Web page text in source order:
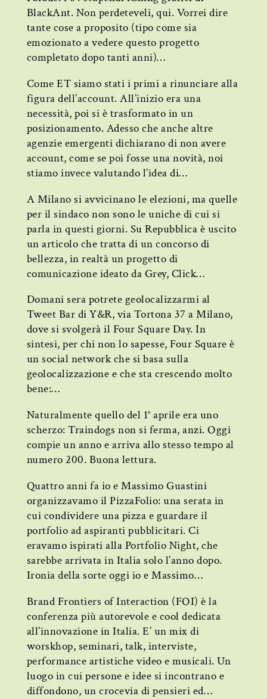
BlackAnt. Non perdeteveli, qui. Vorrei dire
tante cose a proposito (tipo come sia
emozionato a vedere questo progetto
completato dopo tanti anni)…
Come ET siamo stati i primi a rinunciare alla
figura dell’account. All’inizio era una
necessità, poi si è trasformato in un
posizionamento. Adesso che anche altre
agenzie emergenti dichiarano di non avere
account, come se poi fosse una novità, noi
stiamo invece valutando l’idea di…
A Milano si avvicinano le elezioni, ma quelle
per il sindaco non sono le uniche di cui si
parla in questi giorni. Su Repubblica è uscito
un articolo che tratta di un concorso di
bellezza, in realtà un progetto di
comunicazione ideato da Grey, Click…
Domani sera potrete geolocalizzarmi al
Tweet Bar di Y&R, via Tortona 37 a Milano,
dove si svolgerà il Four Square Day. In
sintesi, per chi non lo sapesse, Four Square è
un social network che si basa sulla
geolocalizzazione e che sta crescendo molto
bene:…
Naturalmente quello del 1° aprile era uno
scherzo: Traindogs non si ferma, anzi. Oggi
compie un anno e arriva allo stesso tempo al
numero 200. Buona lettura.
Quattro anni fa io e Massimo Guastini
organizzavamo il PizzaFolio: una serata in
cui condividere una pizza e guardare il
portfolio ad aspiranti pubblicitari. Ci
eravamo ispirati alla Portfolio Night, che
sarebbe arrivata in Italia solo l’anno dopo.
Ironia della sorte oggi io e Massimo…
Brand Frontiers of Interaction (FOI) è la
conferenza più autorevole e cool dedicata
all’innovazione in Italia. E’ un mix di
worskhop, seminari, talk, interviste,
performance artistiche video e musicali. Un
luogo in cui persone e idee si incontrano e
diffondono, un crocevia di pensieri ed…